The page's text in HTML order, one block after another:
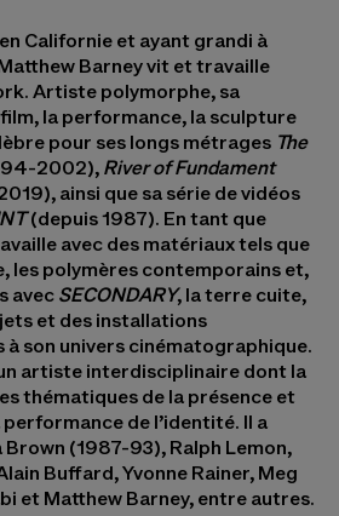
Californie et ayant grandi à
Barneyvit et travaille
Artiste polymorphe, sa
la performance, la sculpture
pour ses longs métrages The
2002), River of Fundament
ainsi que sa série de vidéos
(depuis 1987). En tant que
avec des matériaux tels que
les polymères contemporains et,
avec SECONDARY, la terre cuite,
et des installations
son univers cinématographique.
artiste interdisciplinaire dont la
thématiques de la présence et
performance de l’identité. Il a
(1987-93), Ralph Lemon,
Buffard, Yvonne Rainer, Meg
et Matthew Barney, entre autres.